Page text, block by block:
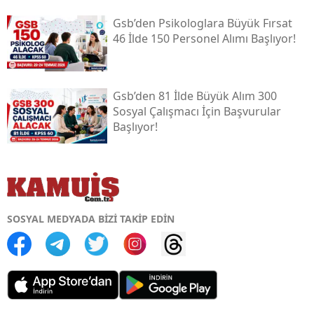
Gsb’den Psikologlara Büyük Fırsat
46 İlde 150 Personel Alımı Başlıyor!
Gsb’den 81 İlde Büyük Alım 300
Sosyal Çalışmacı İçin Başvurular
Başlıyor!
SOSYAL MEDYADA BİZİ TAKİP EDİN